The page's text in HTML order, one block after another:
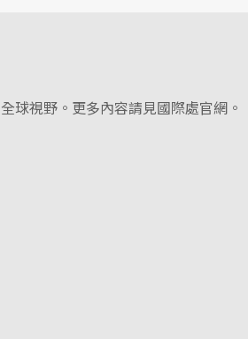
球視野。更多內容請見國際處官網。